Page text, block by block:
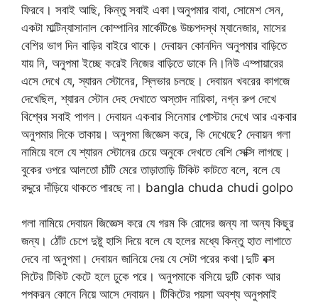
ফিরবে। সবাই আছি, কিন্তু সবাই একা।অনুপমার বাবা, সোমেশ সেন,
একটা মাল্টিন্যাসানাল কোম্পানির মার্কেটিঙে উচ্চপদস্থ ম্যানেজার, মাসের
বেশির ভাগ দিন বাড়ির বাইরে থাকে। দেবায়ন কোনদিন অনুপমার বাড়িতে
যায় নি, অনুপমা ইচ্ছে করেই নিজের বাড়িতে ডাকে নি।নিউ এম্পায়ারের
এসে দেখে যে, স্যারন স্টোনের, স্লিভার চলছে। দেবায়ন খবরের কাগজে
দেখেছিল, শ্যারন স্টোন দেহ দেখাতে অস্তাদ নায়িকা, নগ্ন রুপ দেখে
বিশ্বের সবাই পাগল। দেবায়ন একবার সিনেমার পোস্টার দেখে আর একবার
অনুপমার দিকে তাকায়। অনুপমা জিজ্ঞেস করে, কি দেখেছে? দেবায়ন গলা
নামিয়ে বলে যে শ্যারন স্টোনের চেয়ে অনুকে দেখতে বেশি সেক্সি লাগছে।
বুকের ওপরে আলতো চাঁটি মেরে তাড়াতাড়ি টিকিট কাটতে বলে, বলে যে
রদ্দুরে দাঁড়িয়ে থাকতে পারছে না। bangla chuda chudi golpo
গলা নামিয়ে দেবায়ন জিজ্ঞেস করে যে গরম কি রোদের জন্য না অন্য কিছুর
জন্য। ঠোঁট চেপে দুষ্টু হাসি দিয়ে বলে যে হলের মধ্যে কিন্তু হাত লাগাতে
দেবে না অনুপমা। দেবায়ন জানিয়ে দেয় যে সেটা পরের কথা।দুটি বক্স
সিটের টিকিট কেটে হলে ঢুকে পরে। অনুপমাকে বসিয়ে দুটি কোক আর
পপকরন কোনে নিয়ে আসে দেবায়ন। টিকিটের পয়সা অবশ্য অনুপমাই